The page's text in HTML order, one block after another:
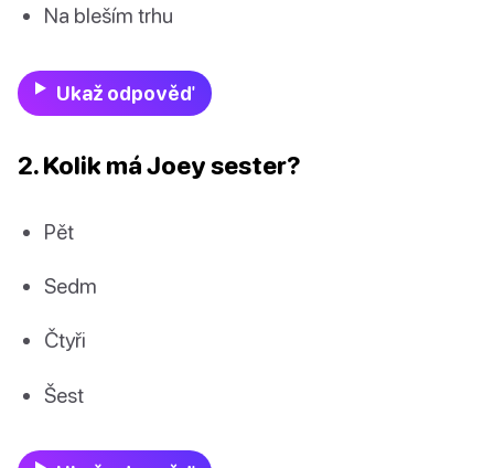
Na bleším trhu
Ukaž odpověď
2. Kolik má Joey sester?
Pět
Sedm
Čtyři
Šest